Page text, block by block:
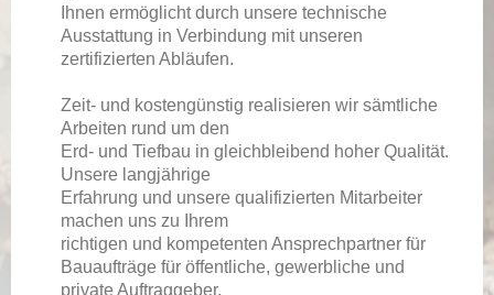
Ihnen ermöglicht durch unsere technische
Ausstattung in Verbindung mit unseren
zertifizierten Abläufen.
Zeit- und kostengünstig realisieren wir sämtliche
Arbeiten rund um den
Erd- und Tiefbau in gleichbleibend hoher Qualität.
Unsere langjährige
Erfahrung und unsere qualifizierten Mitarbeiter
machen uns zu Ihrem
richtigen und kompetenten Ansprechpartner für
Bauaufträge für öffentliche, gewerbliche und
private Auftraggeber.